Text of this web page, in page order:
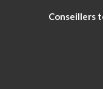
Conseillers